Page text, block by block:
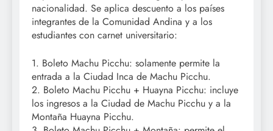
nacionalidad. Se aplica descuento a los países
integrantes de la Comunidad Andina y a los
estudiantes con carnet universitario:
1. Boleto Machu Picchu: solamente permite la
entrada a la Ciudad Inca de Machu Picchu.
2. Boleto Machu Picchu + Huayna Picchu: incluye
los ingresos a la Ciudad de Machu Picchu y a la
Montaña Huayna Picchu.